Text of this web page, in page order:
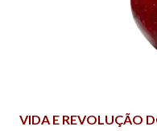
VIDA E REVOLUÇÃO